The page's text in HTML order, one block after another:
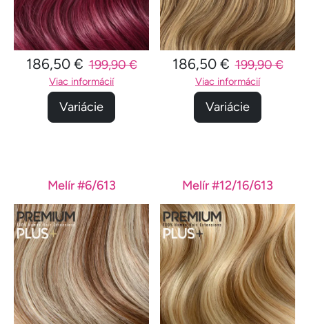
186,50 € 199,90 €
Viac informácií
Variácie
186,50 € 199,90 €
Viac informácií
Variácie
Melír #6/613 Melír #12/16/613